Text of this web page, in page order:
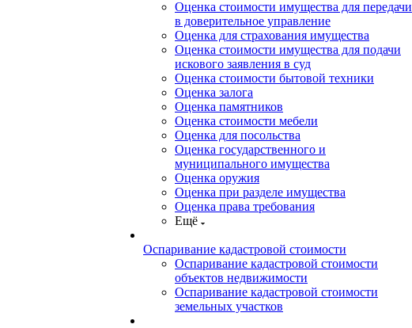
Оценка стоимости имущества для передачи
в доверительное управление
Оценка для страхования имущества
Оценка стоимости имущества для подачи
искового заявления в суд
Оценка стоимости бытовой техники
Оценка залога
Оценка памятников
Оценка стоимости мебели
Оценка для посольства
Оценка государственного и
муниципального имущества
Оценка оружия
Оценка при разделе имущества
Оценка права требования
Ещё
Оспаривание кадастровой стоимости
Оспаривание кадастровой стоимости
объектов недвижимости
Оспаривание кадастровой стоимости
земельных участков